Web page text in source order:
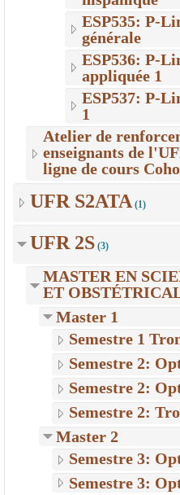
ESP535: P-
générale
ESP536: P-
appliquée 1
ESP537: P-
1
Atelier de
enseignants de
ligne de cours
UFR S2ATA(1)
UFR 2S (3)
MASTER EN
ET
Master 1
Semestre 1
Semestre 2:
Semestre 2:
Semestre 2:
Master 2
Semestre 3:
Semestre 3: